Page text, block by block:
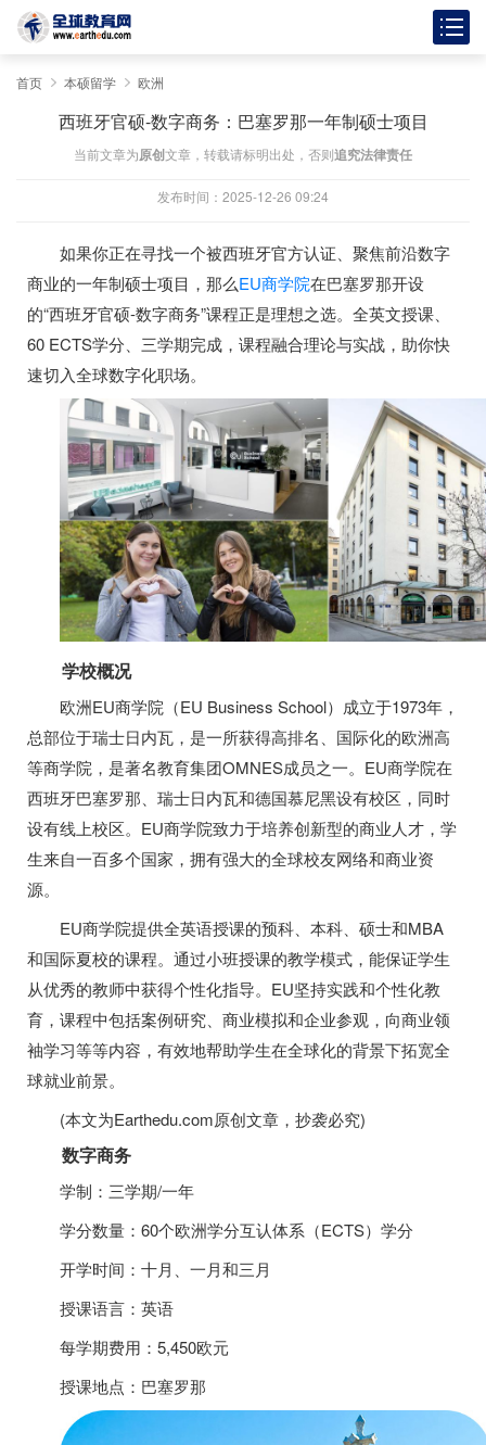
首页 本硕留学 欧洲
西班牙官硕-数字商务：巴塞罗那一年制硕士项目
当前文章为原创文章，转载请标明出处，否则追究法律责任
发布时间：2025-12-26 09:24
如果你正在寻找一个被西班牙官方认证、聚焦前沿数字
商业的一年制硕士项目，那么EU商学院在巴塞罗那开设
的“西班牙官硕-数字商务”课程正是理想之选。全英文授课、
60 ECTS学分、三学期完成，课程融合理论与实战，助你快
速切入全球数字化职场。
学校概况
欧洲EU商学院（EU Business School）成立于1973年，
总部位于瑞士日内瓦，是一所获得高排名、国际化的欧洲高
等商学院，是著名教育集团OMNES成员之一。EU商学院在
西班牙巴塞罗那、瑞士日内瓦和德国慕尼黑设有校区，同时
设有线上校区。EU商学院致力于培养创新型的商业人才，学
生来自一百多个国家，拥有强大的全球校友网络和商业资
源。
EU商学院提供全英语授课的预科、本科、硕士和MBA
和国际夏校的课程。通过小班授课的教学模式，能保证学生
从优秀的教师中获得个性化指导。EU坚持实践和个性化教
育，课程中包括案例研究、商业模拟和企业参观，向商业领
袖学习等等内容，有效地帮助学生在全球化的背景下拓宽全
球就业前景。
(本文为Earthedu.com原创文章，抄袭必究)
数字商务
学制：三学期/一年
学分数量：60个欧洲学分互认体系（ECTS）学分
开学时间：十月、一月和三月
授课语言：英语
每学期费用：5,450欧元
授课地点：巴塞罗那